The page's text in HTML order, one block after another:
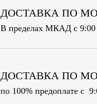
ДОСТАВКА ПО
В пределах МКАД с 9:00
ДОСТАВКА ПО
по 100% предоплате c